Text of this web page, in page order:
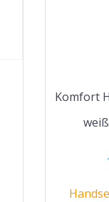
Komfort